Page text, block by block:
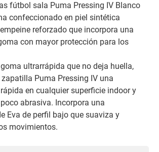
fútbol sala Puma Pressing IV Blanco
confeccionado en piel sintética
reforzado que incorpora una
con mayor protección para los
ultrarrápida que no deja huella,
Puma Pressing IV una
en cualquier superficie indoor y
abrasiva. Incorpora una
Eva de perfil bajo que suaviza y
movimientos.